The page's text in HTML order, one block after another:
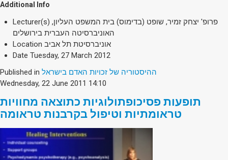
Additional Info
Lecturer(s) פרופ' יצחק זמיר, שופט (בדימוס) בית המשפט העליון,
האוניברסיטה העברית בירושלים
Location אוניברסיטת תל אביב
Date Tuesday, 27 March 2012
Published in ההיסטוריה של זכויות האדם בישראל
Wednesday, 22 June 2011 14:10
תופעות פסיכופתולוגיות כתוצאה מחוויות
טראומתיות וטיפול בקרבנות טראומה